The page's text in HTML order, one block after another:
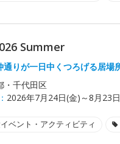
Summer
通りが一日中くつろげる居場
・千代田区
2026年7月24日(金)～8月23
ベント・アクティビティ